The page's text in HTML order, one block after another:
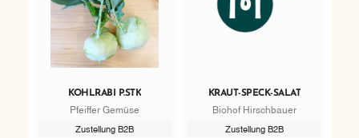
KOHLRABI P.STK
Pfeiffer Gemüse
Zustellung B2B
KRAUT-SPECK-SALAT
Biohof Hirschbauer
Zustellung B2B